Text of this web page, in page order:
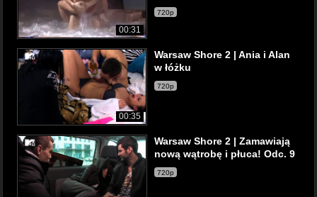
00:31
720p
00:35
Warsaw Shore 2 | Ania i Alan
w łóżku
720p
Warsaw Shore 2 | Zamawiają
nową wątrobę i płuca! Odc. 9
720p